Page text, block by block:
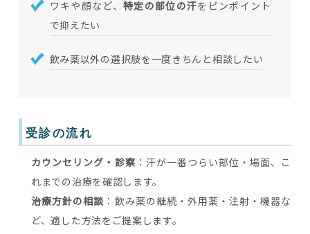
ワキや顔など、特定の部位の汗をピンポイント
で抑えたい
飲み薬以外の選択肢を一度きちんと相談したい
受診の流れ
カウンセリング・診察：汗が一番つらい部位・場面、こ
れまでの治療を確認します。
治療方針の相談 ：飲み薬の継続・外用薬・注射・機器な
ど、適した方法をご提案します。